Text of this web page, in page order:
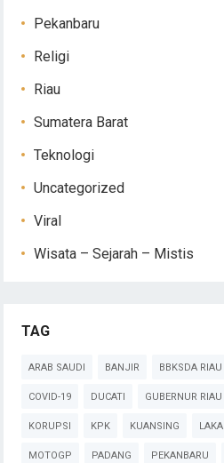
Pekanbaru
Religi
Riau
Sumatera Barat
Teknologi
Uncategorized
Viral
Wisata – Sejarah – Mistis
TAG
ARAB SAUDI BANJIR BBKSDA RIAU
COVID-19 DUCATI GUBERNUR RIAU
KORUPSI KPK KUANSING
MOTOGP PADANG PEKANBARU